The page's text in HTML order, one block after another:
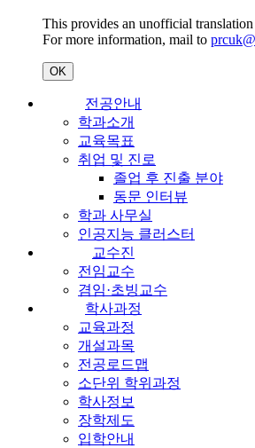
This provides an unofficial
For more information, mail to
OK
전공안내
학과소개
교육목표
취업 및 진로
졸업 후 진출 분야
동문 인터뷰
학과 사무실
인공지능 클러스터
교수진
전임교수
겸임·초빙교수
학사과정
교육과정
개설과목
전공로드맵
소단위 학위과정
학사정보
장학제도
입학안내